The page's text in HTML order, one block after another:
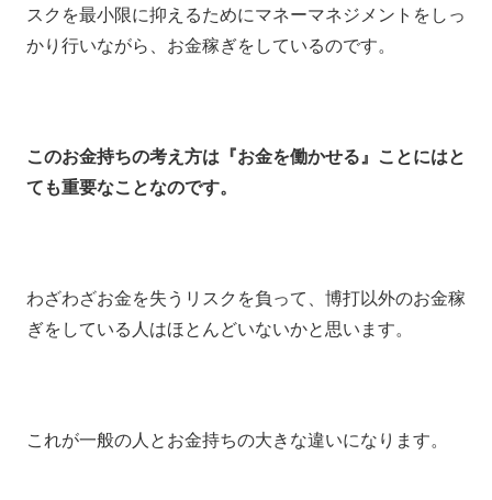
スクを最小限に抑えるためにマネーマネジメントをしっ
かり行いながら、お金稼ぎをしているのです。
このお金持ちの考え方は『お金を働かせる』ことにはと
ても重要なことなのです。
わざわざお金を失うリスクを負って、博打以外のお金稼
ぎをしている人はほとんどいないかと思います。
これが一般の人とお金持ちの大きな違いになります。